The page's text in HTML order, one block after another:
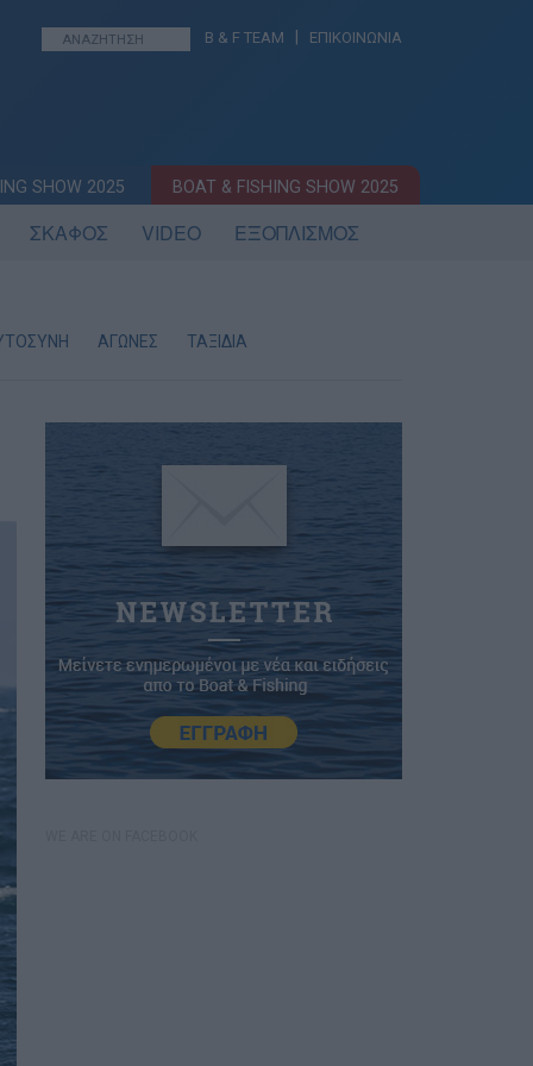
B & F TEAM ΕΠΙΚΟΙΝΩΝΙΑ
SHOW 2025 BOAT & FISHING SHOW 2025
ΣΚΑΦΟΣ VIDEO ΕΞΟΠΛΙΣΜΟΣ
ΑΓΩΝΕΣ ΤΑΞΙΔΙΑ